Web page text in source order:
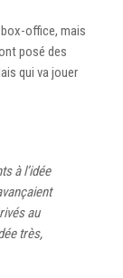
box-office, mais
posé des
qui va jouer
à l’idée
au
très,